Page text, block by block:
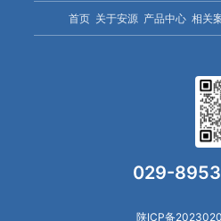
首页 关于安源 产品中心 相关
029-
陕ICP备